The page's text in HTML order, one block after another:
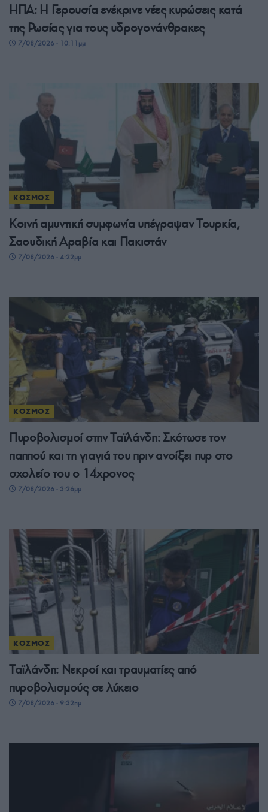
ΗΠΑ: Η Γερουσία ενέκρινε νέες κυρώσεις κατά
της Ρωσίας για τους υδρογονάνθρακες
7/08/2026 - 10:11μμ
ΚΟΣΜΟΣ
Κοινή αμυντική συμφωνία υπέγραψαν Τουρκία,
Σαουδική Αραβία και Πακιστάν
7/08/2026 - 4:22μμ
ΚΟΣΜΟΣ
Πυροβολισμοί στην Ταϊλάνδη: Σκότωσε τον
παππού και τη γιαγιά του πριν ανοίξει πυρ στο
σχολείο του ο 14χρονος
7/08/2026 - 3:26μμ
ΚΟΣΜΟΣ
Ταϊλάνδη: Νεκροί και τραυματίες από
πυροβολισμούς σε λύκειο
7/08/2026 - 9:32πμ